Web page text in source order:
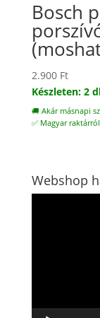
Bosch
2.900 Ft
Készleten: 2
🚚 Akár másnapi
✅ Magyar raktárról
Webshop